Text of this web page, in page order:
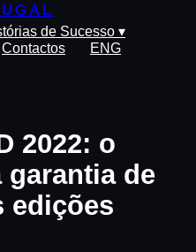
de Sucesso ▾
Contactos ENG
2022: o
garantia de
edições